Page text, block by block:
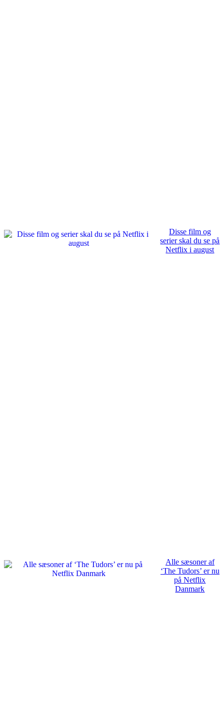
Disse film og
serier skal du se på
Netflix i august
Alle sæsoner af
‘The Tudors’ er nu
på Netflix
Danmark